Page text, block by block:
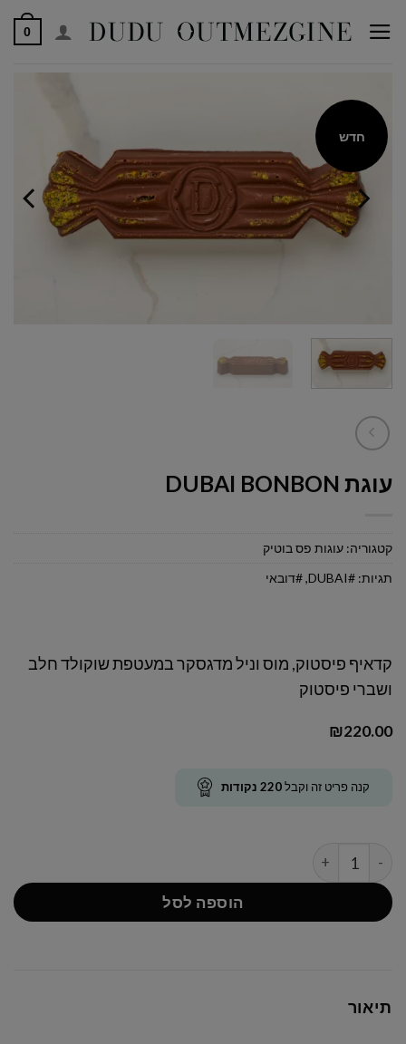
לתוכן
0
חדש
עוגת DUBAI BONBON
קטגוריה: עוגות פס בוטיק
תגיות: #DUBAI
,#דובאי
קדאיף פיסטוק, מוס וניל מדגסקר במעטפת שוקולד חלב
ושברי פיסטוק
₪220.00
קנה פריט זה וקבל220 נקודות
כמות של עוגת DUBAI BONBON
הוספה לסל
תיאור